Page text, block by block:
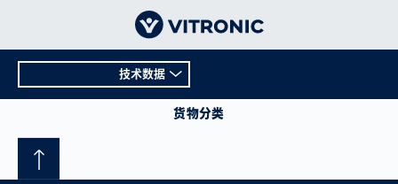
货物分类
技术数据
概况